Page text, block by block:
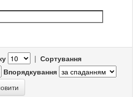
| Сортування
Впорядкування